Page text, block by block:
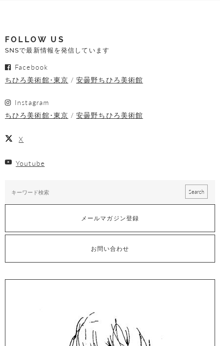
FOLLOW US
SNSで最新情報を発信しています
Facebook
ちひろ美術館･東京
安曇野ちひろ美術館
Instagram
ちひろ美術館･東京
安曇野ちひろ美術館
X
Youtube
メールマガジン登録
お問い合わせ